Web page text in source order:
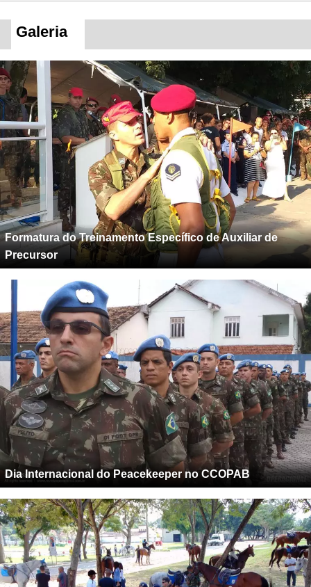
Galeria
Formatura do Treinamento Específico de Auxiliar de
Precursor
Dia Internacional do Peacekeeper no CCOPAB